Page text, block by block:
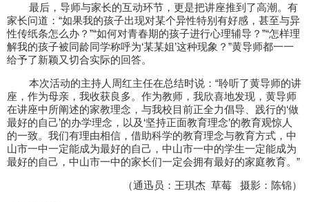
最后，导师与家长的互动环节，更是把讲座推到了高潮。有
家长问道：“如果我的孩子出现对某个异性特别有好感，甚至与异
性传纸条怎么办？”“如何对青春期的孩子进行心理辅导？”“怎样理
解我的孩子被同龄同学称呼为‘某某姐’这种现象？”黄导师都一一
给予了新颖又切合实际的回答。
本次活动的主持人周红主任在总结时说：“聆听了黄导师的讲
座，作为母亲，我收获良多。作为教师，我欣喜地发现，黄导师
在讲座中所阐述的家教理念，与我校目前正全力倡导、践行的‘做
最好的自己’的办学理念，以及‘坚持正面教育理念’的教育观惊人
的一致。我们有理由相信，借助科学的教育理念与教育方式，中
山市一中一定能成为最好的自己，中山市一中的学生一定能成为
最好的自己，中山市一中的家长们一定会拥有最好的家庭教育。”
（通迅员：王琪杰 草莓 摄影：陈锦）